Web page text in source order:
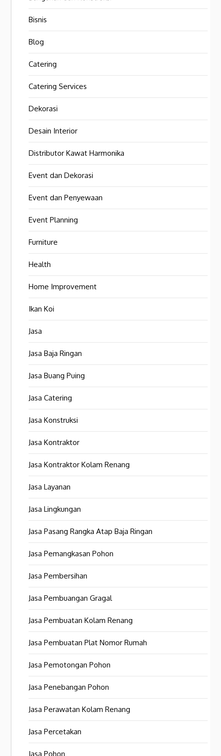
Bisnis
Blog
Catering
Catering Services
Dekorasi
Desain Interior
Distributor Kawat Harmonika
Event dan Dekorasi
Event dan Penyewaan
Event Planning
Furniture
Health
Home Improvement
Ikan Koi
Jasa
Jasa Baja Ringan
Jasa Buang Puing
Jasa Catering
Jasa Konstruksi
Jasa Kontraktor
Jasa Kontraktor Kolam Renang
Jasa Layanan
Jasa Lingkungan
Jasa Pasang Rangka Atap Baja Ringan
Jasa Pemangkasan Pohon
Jasa Pembersihan
Jasa Pembuangan Gragal
Jasa Pembuatan Kolam Renang
Jasa Pembuatan Plat Nomor Rumah
Jasa Pemotongan Pohon
Jasa Penebangan Pohon
Jasa Perawatan Kolam Renang
Jasa Percetakan
Jasa Pohon